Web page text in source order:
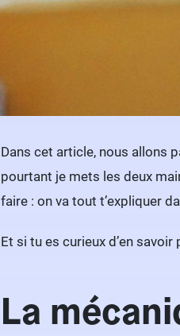
Dans cet article, nous allons
pourtant je mets les deux
faire : on va tout t’expliquer
Et si tu es curieux d’en
La